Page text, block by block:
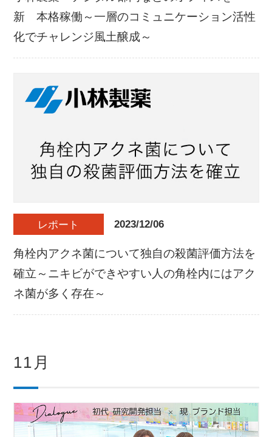
新 本格稼働～一層のコミュニケーション活性
化でチャレンジ風土醸成～
レポート 2023/12/06
角栓内アクネ菌について独自の殺菌評価方法を
確立～ニキビができやすい人の角栓内にはアク
ネ菌が多く存在～
11月